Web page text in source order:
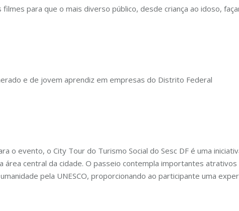
para que o mais diverso público, desde criança ao idoso,
e de jovem aprendiz em empresas do Distrito Federal
o evento, o City Tour do Turismo Social do Sesc DF é uma
central da cidade. O passeio contempla importantes atrativos
pela UNESCO, proporcionando ao participante uma